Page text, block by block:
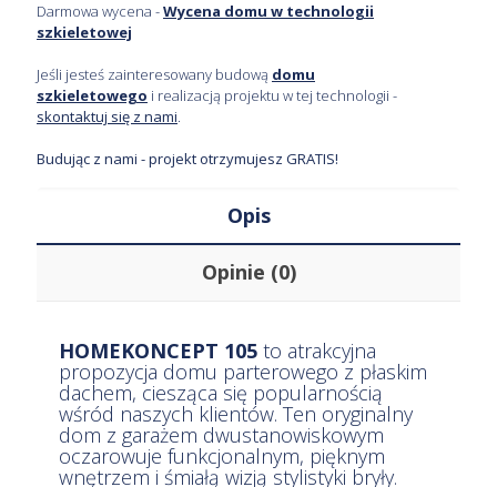
Darmowa wycena -Wycena domu w technologii
szkieletowej
Jeśli jesteś zainteresowany budową domu
szkieletowego i realizacją projektu w tej technologii -
skontaktuj się z nami.
Budując z nami - projekt otrzymujesz GRATIS!
Opis
Opinie (0)
HOMEKONCEPT 105 to atrakcyjna
propozycja domu parterowego z płaskim
dachem, ciesząca się popularnością
wśród naszych klientów. Ten oryginalny
dom z garażem dwustanowiskowym
oczarowuje funkcjonalnym, pięknym
wnętrzem i śmiałą wizją stylistyki bryły.